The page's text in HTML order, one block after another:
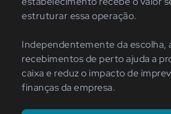
estruturar essa operação.
Independentemente da escolha,
recebimentos de perto ajuda a
caixa e reduz o impacto de
finanças da empresa.